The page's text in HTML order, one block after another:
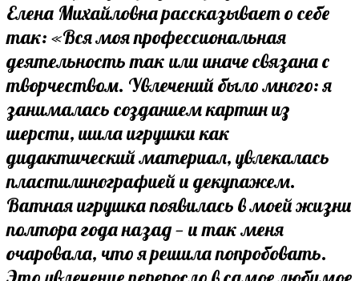
Елена Михайловна рассказывает о себе
так: «Вся моя профессиональная
деятельность так или иначе связана с
творчеством. Увлечений было много: я
занималась созданием картин из
шерсти, шила игрушки как
дидактический материал, увлекалась
пластилинографией и декупажем.
Ватная игрушка появилась в моей жизни
полтора года назад — и так меня
очаровала, что я решила попробовать.